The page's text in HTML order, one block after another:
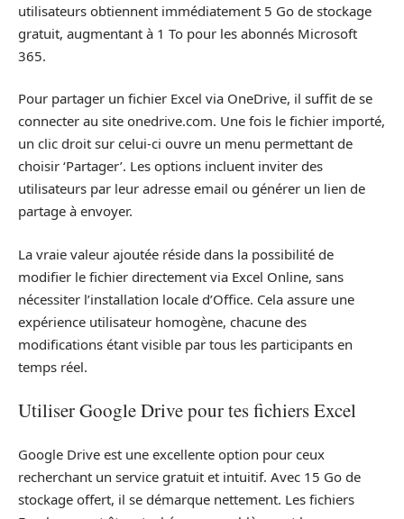
utilisateurs obtiennent immédiatement 5 Go de stockage
gratuit, augmentant à 1 To pour les abonnés Microsoft
365.
Pour partager un fichier Excel via OneDrive, il suffit de se
connecter au site onedrive.com. Une fois le fichier importé,
un clic droit sur celui-ci ouvre un menu permettant de
choisir ‘Partager’. Les options incluent inviter des
utilisateurs par leur adresse email ou générer un lien de
partage à envoyer.
La vraie valeur ajoutée réside dans la possibilité de
modifier le fichier directement via Excel Online, sans
nécessiter l’installation locale d’Office. Cela assure une
expérience utilisateur homogène, chacune des
modifications étant visible par tous les participants en
temps réel.
Utiliser Google Drive pour tes fichiers Excel
Google Drive est une excellente option pour ceux
recherchant un service gratuit et intuitif. Avec 15 Go de
stockage offert, il se démarque nettement. Les fichiers